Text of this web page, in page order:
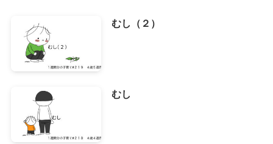
むし（２）
むし